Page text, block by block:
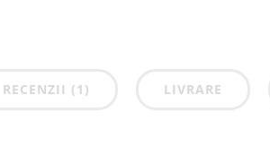
RECENZII (1) LIVRARE